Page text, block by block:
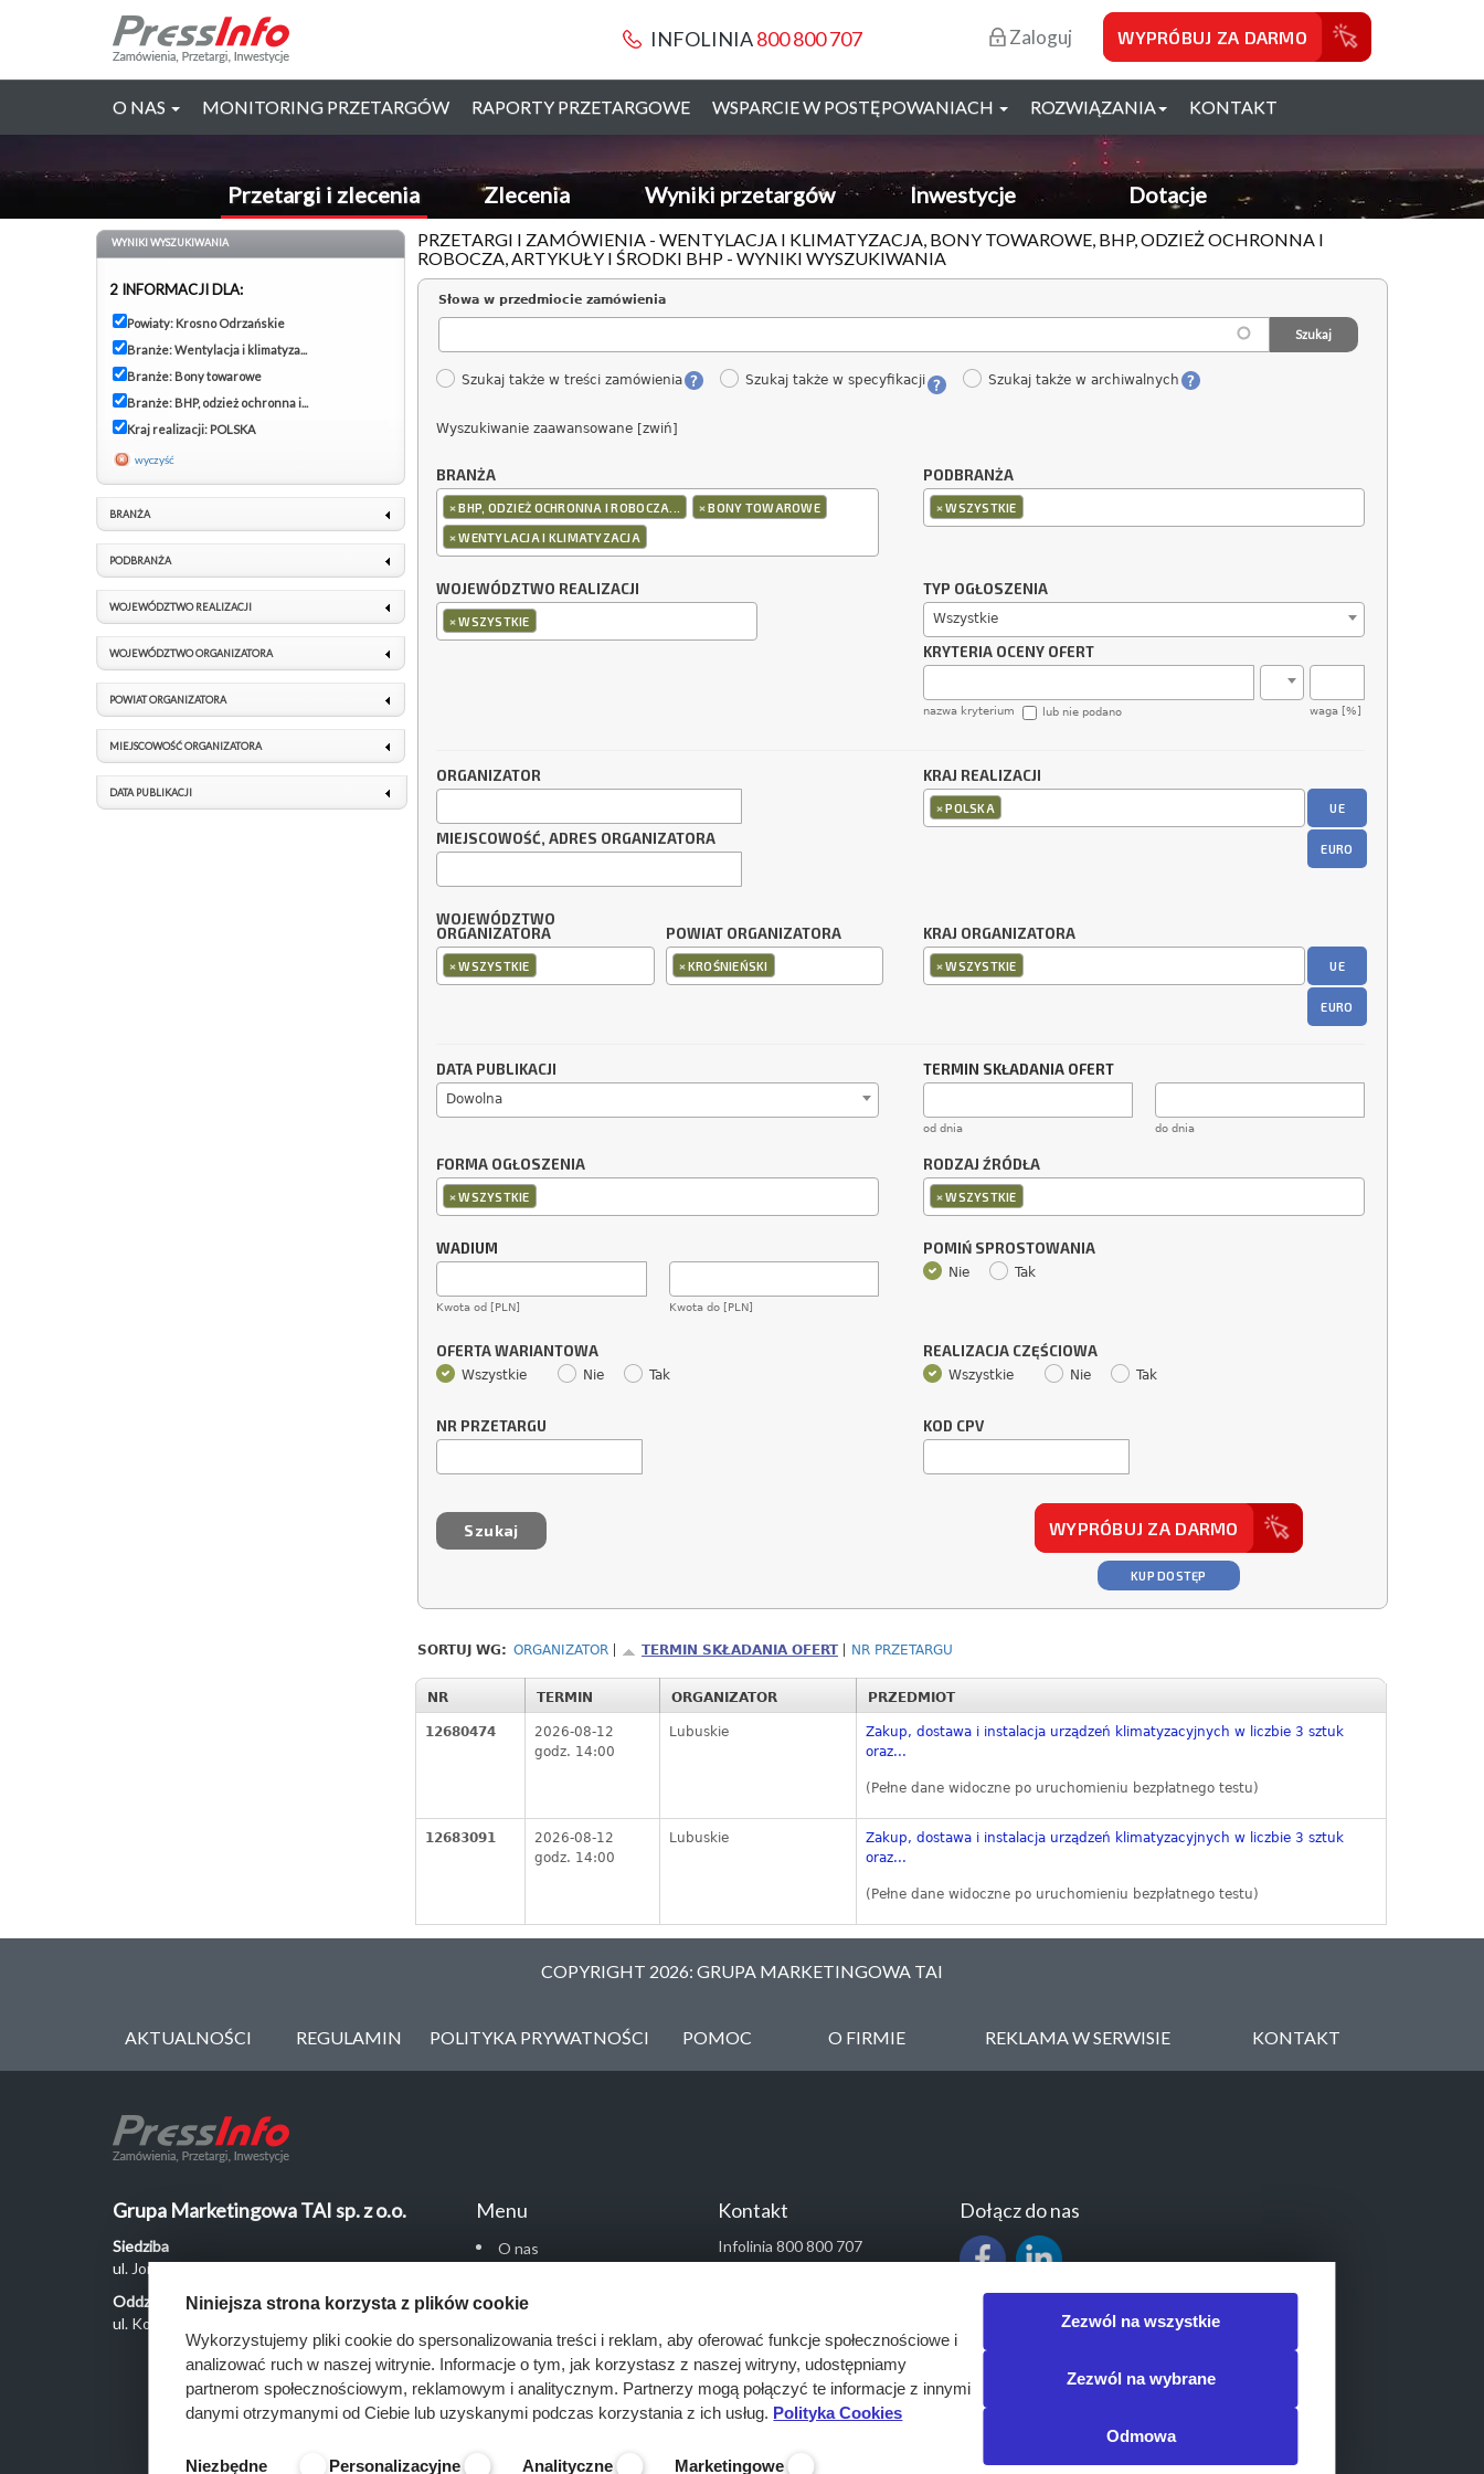
INFOLINIA800 800 707 Zaloguj WYPRÓBUJ ZA DARMO
O NAS MONITORING PRZETARGÓW RAPORTY PRZETARGOWE WSPARCIE W POSTĘPOWANIACH ROZWIĄZANIA KONTAKT
Przetargi i zlecenia Zlecenia Wyniki przetargów Inwestycje Dotacje
PRZETARGI I ZAMÓWIENIA - WENTYLACJA I KLIMATYZACJA, BONY TOWAROWE, BHP, ODZIEŻ OCHRONNA I
ROBOCZA, ARTYKUŁY I ŚRODKI BHP - WYNIKI WYSZUKIWANIA
Słowa w przedmiocie zamówienia
Szukaj także w treści zamówienia Szukaj także w specyfikacji Szukaj także w archiwalnych
Wyszukiwanie zaawansowane [zwiń]
BRANŻA
×BHP, ODZIEŻ OCHRONNA I ROBOCZA... ×BONY TOWAROWE
×WENTYLACJA I KLIMATYZACJA
PODBRANŻA
×WSZYSTKIE
WOJEWÓDZTWO REALIZACJI
×WSZYSTKIE
TYP OGŁOSZENIA
Wszystkie
KRYTERIA OCENY OFERT
nazwa kryterium waga [%]
lub nie podano
ORGANIZATOR
MIEJSCOWOŚĆ, ADRES ORGANIZATORA
KRAJ REALIZACJI
×POLSKA UE
EURO
WOJEWÓDZTWO
ORGANIZATORA
×WSZYSTKIE
POWIAT ORGANIZATORA
×KROŚNIEŃSKI
KRAJ ORGANIZATORA
×WSZYSTKIE UE
EURO
DATA PUBLIKACJI
Dowolna
TERMIN SKŁADANIA OFERT
od dnia do dnia
FORMA OGŁOSZENIA
×WSZYSTKIE
RODZAJ ŹRÓDŁA
×WSZYSTKIE
WADIUM
Kwota od [PLN] Kwota do [PLN]
POMIŃ SPROSTOWANIA
Nie Tak
OFERTA WARIANTOWA
Wszystkie Nie Tak
REALIZACJA CZĘŚCIOWA
Wszystkie Nie Tak
NR PRZETARGU KOD CPV
WYPRÓBUJ ZA DARMO
KUP DOSTĘP
SORTUJ WG: ORGANIZATOR TERMIN SKŁADANIA OFERT NR PRZETARGU
NR TERMIN ORGANIZATOR PRZEDMIOT
12680474
2026-08-12
godz. 14:00
Lubuskie
Zakup, dostawa i instalacja urządzeń klimatyzacyjnych w liczbie 3 sztuk
oraz...
(Pełne dane widoczne po uruchomieniu bezpłatnego testu)
12683091
2026-08-12
godz. 14:00
Lubuskie
Zakup, dostawa i instalacja urządzeń klimatyzacyjnych w liczbie 3 sztuk
oraz...
(Pełne dane widoczne po uruchomieniu bezpłatnego testu)
WYNIKI WYSZUKIWANIA
2 INFORMACJI DLA:
Powiaty: Krosno Odrzańskie
Branże: Wentylacja i klimatyza...
Branże: Bony towarowe
Branże: BHP, odzież ochronna i...
Kraj realizacji: POLSKA
wyczyść
BRANŻA
PODBRANŻA
WOJEWÓDZTWO REALIZACJI
WOJEWÓDZTWO ORGANIZATORA
POWIAT ORGANIZATORA
MIEJSCOWOŚĆ ORGANIZATORA
DATA PUBLIKACJI
COPYRIGHT 2026: GRUPA MARKETINGOWA TAI
AKTUALNOŚCI REGULAMIN POLITYKA PRYWATNOŚCI POMOC O FIRMIE REKLAMA W SERWISIE KONTAKT
Grupa Marketingowa TAI sp. z o.o.
Siedziba
ul. Jordanowska 12, 04-204 Warszawa
Oddział Poznań
ul. Kochanowskiego 18/6, 60-846 Poznań
Menu
O nas
Monitoring przetargów
Raporty przetargowe
Ustawienia cookies
Kontakt
Kontakt
Infolinia 800 800 707
kontakt@pressinfo.pl
Dołącz do nas
Niniejsza strona korzysta z plików cookie
Wykorzystujemy pliki cookie do spersonalizowania treści i reklam, aby oferować funkcje społecznościowe i
analizować ruch w naszej witrynie. Informacje o tym, jak korzystasz z naszej witryny, udostępniamy
partnerom społecznościowym, reklamowym i analitycznym. Partnerzy mogą połączyć te informacje z innymi
danymi otrzymanymi od Ciebie lub uzyskanymi podczas korzystania z ich usług. Polityka Cookies
Niezbędne Personalizacyjne Analityczne Marketingowe
Zezwól na wszystkie
Zezwól na wybrane
Odmowa